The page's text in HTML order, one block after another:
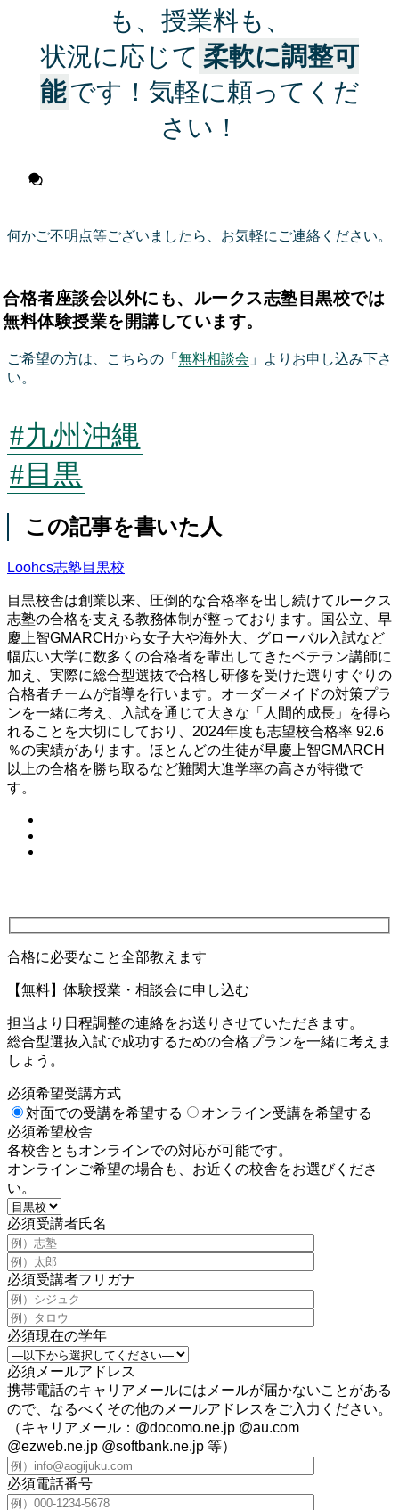
も、授業料も、
状況に応じて 柔軟に調整可
能です！気軽に頼ってくだ
さい！
何かご不明点等ございましたら、お気軽にご連絡ください。
合格者座談会以外にも、ルークス志塾目黒校では
無料体験授業を開講しています。
ご希望の方は、こちらの「 無料相談会 」よりお申し込み下さ
い。
#九州沖縄
#目黒
この記事を書いた人
Loohcs志塾目黒校
目黒校舎は創業以来、圧倒的な合格率を出し続けてルークス
志塾の合格を支える教務体制が整っております。国公立、早
慶上智GMARCHから女子大や海外大、グローバル入試など
幅広い大学に数多くの合格者を輩出してきたベテラン講師に
加え、実際に総合型選抜で合格し研修を受けた選りすぐりの
合格者チームが指導を行います。オーダーメイドの対策プラ
ンを一緒に考え、入試を通じて大きな「人間的成長」を得ら
れることを大切にしており、2024年度も志望校合格率 92.6
％の実績があります。ほとんどの生徒が早慶上智GMARCH
以上の合格を勝ち取るなど難関大進学率の高さが特徴で
合格に必要なこと全部教えます
【無料】体験授業・相談会に申し込む
担当より日程調整の連絡をお送りさせていただきます。
総合型選抜入試で成功するための合格プランを一緒に考えま
しょう。
必須希望受講方式
対面での受講を希望する
オンライン受講を希望する
必須希望校舎
各校舎ともオンラインでの対応が可能です。
オンラインご希望の場合も、お近くの校舎をお選びくださ
い。
必須受講者氏名
必須受講者フリガナ
必須現在の学年
必須 メールアドレス
携帯電話のキャリアメールにはメールが届かないことがある
ので、なるべくその他のメールアドレスをご入力ください。
（キャリアメール：@docomo.ne.jp @au.com
@ezweb.ne.jp @softbank.ne.jp 等）
必須電話番号